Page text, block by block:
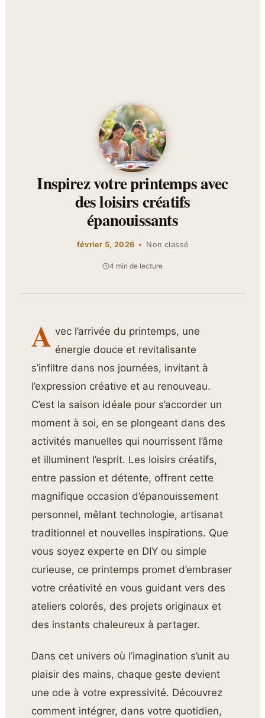
Inspirez votre printemps avec
des loisirs créatifs
épanouissants
février 5, 2026 Non classé
4 min de lecture
A vec l’arrivée du printemps, une
énergie douce et revitalisante
s’infiltre dans nos journées, invitant à
l’expression créative et au renouveau.
C’est la saison idéale pour s’accorder un
moment à soi, en se plongeant dans des
activités manuelles qui nourrissent l’âme
et illuminent l’esprit. Les loisirs créatifs,
entre passion et détente, offrent cette
magnifique occasion d’épanouissement
personnel, mêlant technologie, artisanat
traditionnel et nouvelles inspirations. Que
vous soyez experte en DIY ou simple
curieuse, ce printemps promet d’embraser
votre créativité en vous guidant vers des
ateliers colorés, des projets originaux et
des instants chaleureux à partager.
Dans cet univers où l’imagination s’unit au
plaisir des mains, chaque geste devient
une ode à votre expressivité. Découvrez
comment intégrer, dans votre quotidien,